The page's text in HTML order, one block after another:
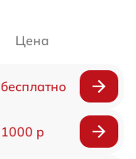
Цена
бесплатно
1000 р